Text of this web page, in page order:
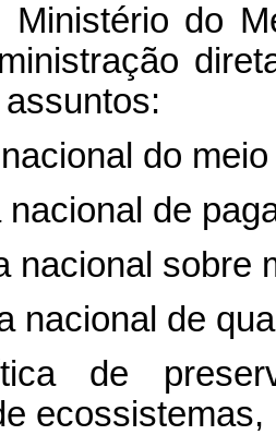
do
do
nacional de
nacional sobre
nacional de
de